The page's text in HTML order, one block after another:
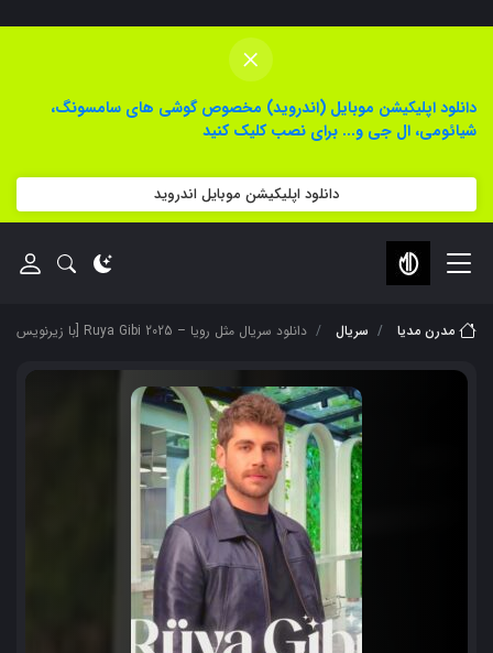
×
دانلود اپلیکیشن موبایل (اندروید) مخصوص گوشی های سامسونگ،
شیائومی، ال جی و... برای نصب کلیک کنید
دانلود اپلیکیشن موبایل اندروید
مدرن مدیا سریال دانلود سریال مثل رویا – Ruya Gibi 2025 [با زیرنویس فارسی]